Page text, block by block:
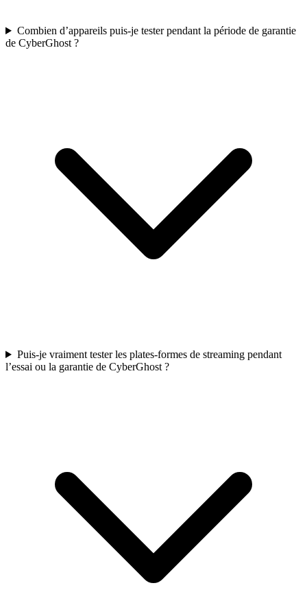
Combien d’appareils puis-je tester pendant la période de garantie
de CyberGhost ?
Puis-je vraiment tester les plates-formes de streaming pendant
l’essai ou la garantie de CyberGhost ?